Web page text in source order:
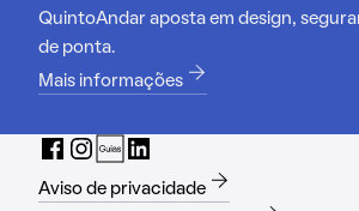
QuintoAndar aposta em design,
de ponta.
Mais informações
Aviso de privacidade